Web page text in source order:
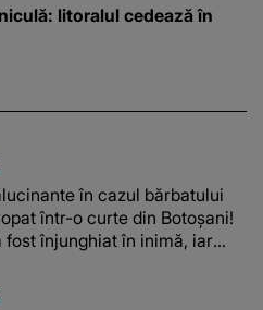
litoralul cedează în
în cazul bărbatului
într-o curte din Botoșani!
fost înjunghiat în inimă, iar